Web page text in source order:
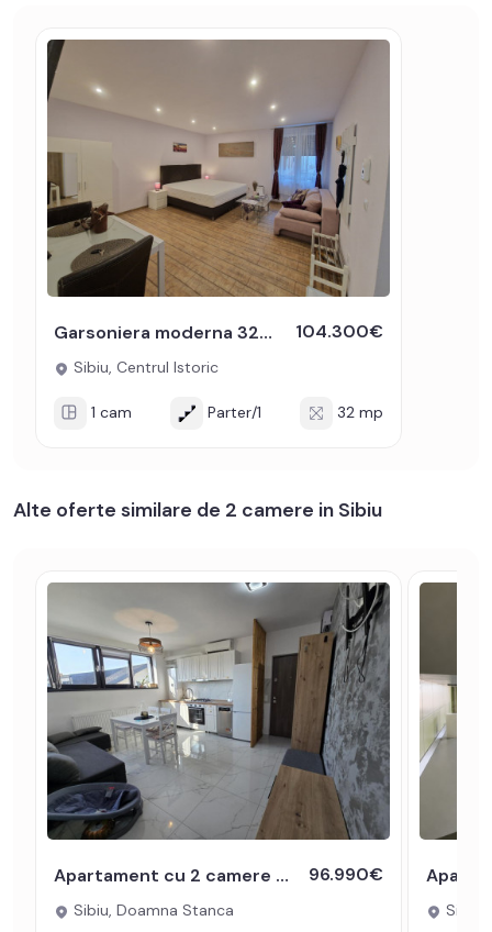
Garsoniera moderna 32mp de vanzare in centrul istoric al Sibiului 104.300€
Sibiu, Centrul Istoric
1 cam Parter/1 32 mp
Alte oferte similare de 2 camere in Sibiu
Apartament cu 2 camere decomandat 53 utili mobilat Doamna Stanca Sibiu 96.990€
Sibiu, Doamna Stanca Sibiu,